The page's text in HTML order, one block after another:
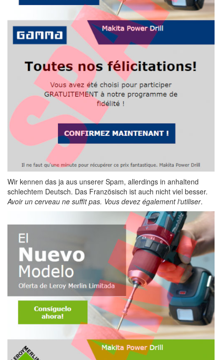
Wir kennen das ja aus unserer Spam, allerdings in anhaltend
schlechtem Deutsch. Das Französisch ist auch nicht viel besser.
Avoir un cerveau ne suffit pas. Vous devez également l‘utiliser.